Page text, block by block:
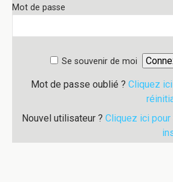
Mot de passe
Se souvenir de moi
Mot de passe oublié ? Cliquez
Nouvel utilisateur ? Cliquez ici pour